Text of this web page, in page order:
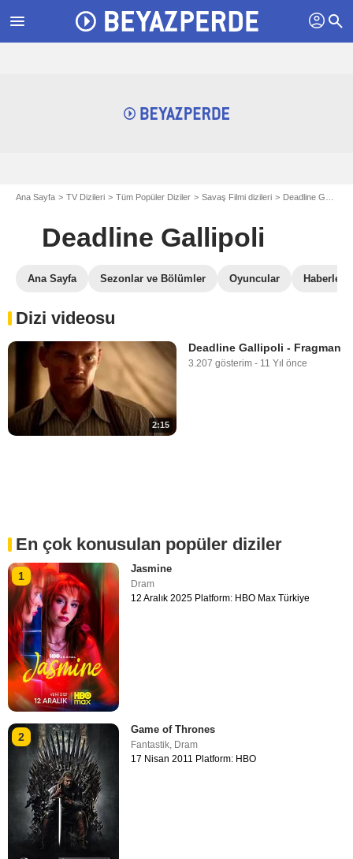
menu profil search
Ana Sayfa TV Dizileri Tüm Popüler Diziler Savaş Filmi dizileri Deadline Gallipoli
Deadline Gallipoli
Ana Sayfa Sezonlar ve Bölümler Oyuncular Haberler
Dizi videosu
2:15
Deadline Gallipoli - Fragman
3.207 gösterim - 11 Yıl önce
En çok konusulan popüler diziler
1
Jasmine
Dram
12 Aralık 2025 Platform: HBO Max Türkiye
2
Game of Thrones
Fantastik Dram
17 Nisan 2011 Platform: HBO